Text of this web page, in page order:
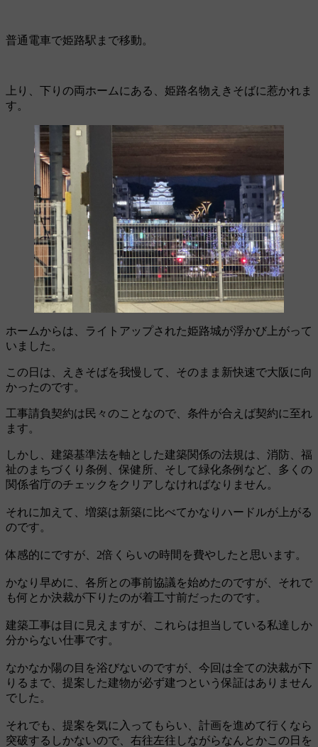
普通電車で姫路駅まで移動。
上り、下りの両ホームにある、姫路名物えきそばに惹かれま
す。
ホームからは、ライトアップされた姫路城が浮かび上がって
いました。
この日は、えきそばを我慢して、そのまま新快速で大阪に向
かったのです。
工事請負契約は民々のことなので、条件が合えば契約に至れ
ます。
しかし、建築基準法を軸とした建築関係の法規は、消防、福
祉のまちづくり条例、保健所、そして緑化条例など、多くの
関係省庁のチェックをクリアしなければなりません。
それに加えて、増築は新築に比べてかなりハードルが上がる
のです。
体感的にですが、2倍くらいの時間を費やしたと思います。
かなり早めに、各所との事前協議を始めたのですが、それで
も何とか決裁が下りたのが着工寸前だったのです。
建築工事は目に見えますが、これらは担当している私達しか
分からない仕事です。
なかなか陽の目を浴びないのですが、今回は全ての決裁が下
りるまで、提案した建物が必ず建つという保証はありません
でした。
それでも、提案を気に入ってもらい、計画を進めて行くなら
突破するしかないので、右往左往しながらなんとかこの日を